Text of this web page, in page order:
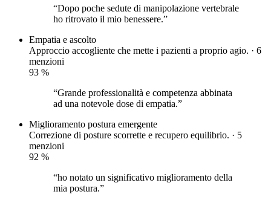
“Dopo poche sedute di manipolazione vertebrale
ho ritrovato il mio benessere.”
Empatia e ascolto
Approccio accogliente che mette i pazienti a proprio agio. · 6
menzioni
93 %
“Grande professionalità e competenza abbinata
ad una notevole dose di empatia.”
Miglioramento postura emergente
Correzione di posture scorrette e recupero equilibrio. · 5
menzioni
92 %
“ho notato un significativo miglioramento della
mia postura.”